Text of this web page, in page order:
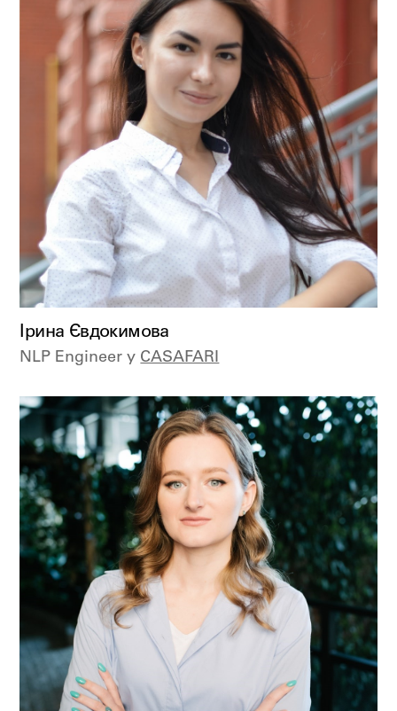
Ірина Євдокимова
NLP Engineer у CASAFARI